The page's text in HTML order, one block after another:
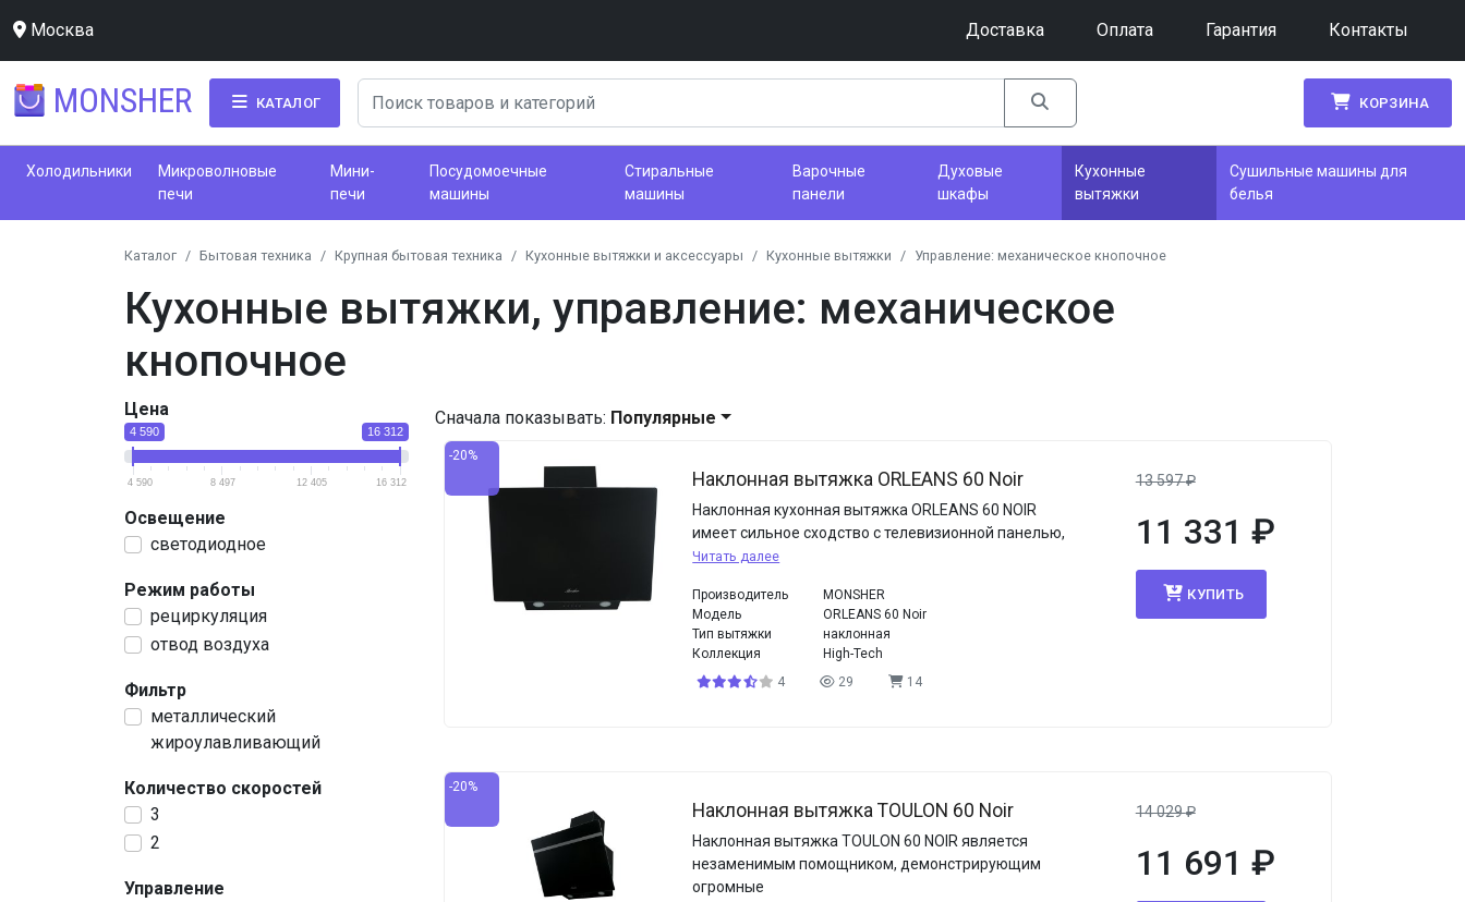
Москва Доставка Оплата Гарантия Контакты
MONSHER КАТАЛОГ КОРЗИНА
Холодильники
Микроволновые
печи
Мини-
печи
Посудомоечные
машины
Стиральные
машины
Варочные
панели
Духовые
шкафы
Кухонные
вытяжки
Сушильные машины для
белья
Каталог Бытовая техника Крупная бытовая техника Кухонные вытяжки и аксессуары Кухонные вытяжки Управление: механическое кнопочное
Кухонные вытяжки, управление: механическое
кнопочное
Цена
4 590 16 312
4 590 8 497 12 405 16 312
Освещение
светодиодное
Режим работы
рециркуляция
отвод воздуха
Фильтр
металлический
жироулавливающий
Количество скоростей
3
2
Управление
Сначала показывать: Популярные
-20%
Наклонная вытяжка ORLEANS 60 Noir
Наклонная кухонная вытяжка ORLEANS 60 NOIR
имеет сильное сходство с телевизионной панелью,
Читать далее
Производитель
MONSHER
Модель
ORLEANS 60 Noir
Тип вытяжки
наклонная
Коллекция
High-Tech
4
29 14
13 597₽
11 331 ₽
КУПИТЬ
-20%
Наклонная вытяжка TOULON 60 Noir
Наклонная вытяжка TOULON 60 NOIR является
незаменимым помощником, демонстрирующим
огромные
14 029₽
11 691 ₽